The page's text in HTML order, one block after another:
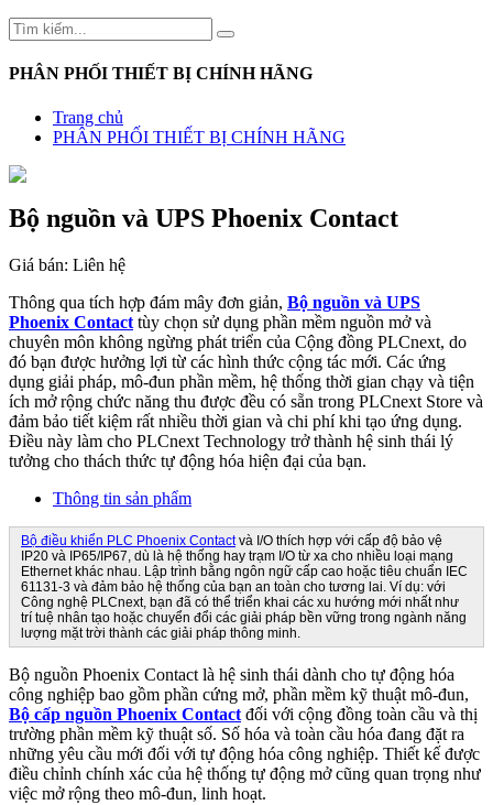
PHÂN PHỐI THIẾT BỊ CHÍNH HÃNG
Trang chủ
PHÂN PHỐI THIẾT BỊ CHÍNH HÃNG
Bộ nguồn và UPS Phoenix Contact
Giá bán: Liên hệ
Thông qua tích hợp đám mây đơn giản, Bộ nguồn và UPS
Phoenix Contact tùy chọn sử dụng phần mềm nguồn mở và
chuyên môn không ngừng phát triển của Cộng đồng PLCnext, do
đó bạn được hưởng lợi từ các hình thức cộng tác mới. Các ứng
dụng giải pháp, mô-đun phần mềm, hệ thống thời gian chạy và tiện
ích mở rộng chức năng thu được đều có sẵn trong PLCnext Store và
đảm bảo tiết kiệm rất nhiều thời gian và chi phí khi tạo ứng dụng.
Điều này làm cho PLCnext Technology trở thành hệ sinh thái lý
tưởng cho thách thức tự động hóa hiện đại của bạn.
Thông tin sản phẩm
Bộ điều khiển PLC Phoenix Contact và I/O thích hợp với cấp độ bảo vệ
IP20 và IP65/IP67, dù là hệ thống hay trạm I/O từ xa cho nhiều loại mạng
Ethernet khác nhau. Lập trình bằng ngôn ngữ cấp cao hoặc tiêu chuẩn IEC
61131-3 và đảm bảo hệ thống của bạn an toàn cho tương lai. Ví dụ: với
Công nghệ PLCnext, bạn đã có thể triển khai các xu hướng mới nhất như
trí tuệ nhân tạo hoặc chuyển đổi các giải pháp bền vững trong ngành năng
lượng mặt trời thành các giải pháp thông minh.
Bộ nguồn Phoenix Contact là hệ sinh thái dành cho tự động hóa
công nghiệp bao gồm phần cứng mở, phần mềm kỹ thuật mô-đun,
Bộ cấp nguồn Phoenix Contact đối với cộng đồng toàn cầu và thị
trường phần mềm kỹ thuật số. Số hóa và toàn cầu hóa đang đặt ra
những yêu cầu mới đối với tự động hóa công nghiệp. Thiết kế được
điều chỉnh chính xác của hệ thống tự động mở cũng quan trọng như
việc mở rộng theo mô-đun, linh hoạt.